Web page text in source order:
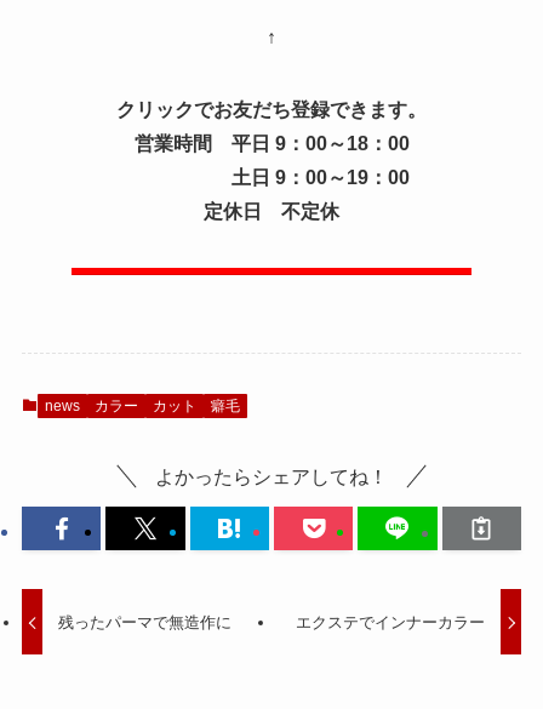
↑
クリックでお友だち登録できます。
営業時間 平日 9：00～18：00
土日 9：00～19：00
定休日 不定休
news カラー カット 癖毛
よかったらシェアしてね！
残ったパーマで無造作に エクステでインナーカラー